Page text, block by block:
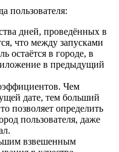
пользователя:
дней, проведённых в
что между запусками
остаётся в городе, в
в предыдущий
Чем
дате, тем больший
позволяет определить
пользователя, даже
взвешенным